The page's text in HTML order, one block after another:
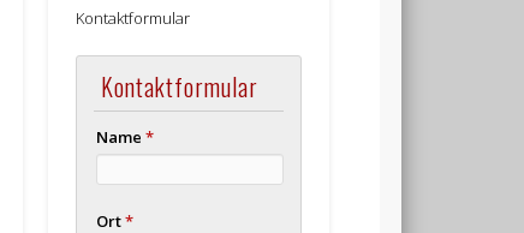
Kontaktformular
Kontaktformular
Name *
Ort*